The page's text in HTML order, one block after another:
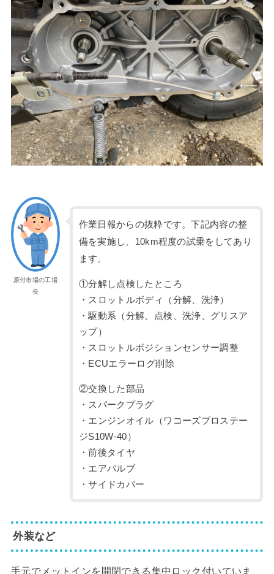
原付市場の工場
長
作業日報からの抜粋です。下記内容の整
備を実施し、10km程度の試乗をしてあり
ます。
①分解し点検したところ
・スロットルボディ（分解、洗浄）
・駆動系（分解、点検、洗浄、グリスア
ップ）
・スロットルポジションセンサー調整
・ECUエラーログ削除
②交換した部品
・スパークプラグ
・エンジンオイル（ワコーズプロステー
ジS10W-40）
・前後タイヤ
・エアバルブ
・サイドカバー
外装など
手元でメットインを開閉できる集中ロック付いていま